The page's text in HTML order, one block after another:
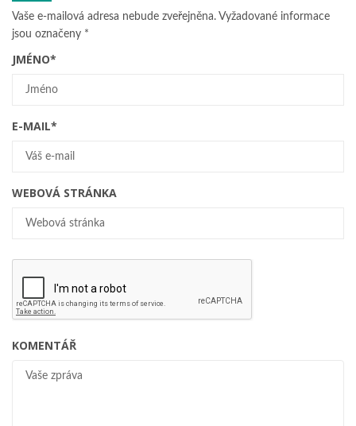
Vaše e-mailová adresa nebude zveřejněna. Vyžadované informace
jsou označeny *
JMÉNO*
E-MAIL*
WEBOVÁ STRÁNKA
KOMENTÁŘ